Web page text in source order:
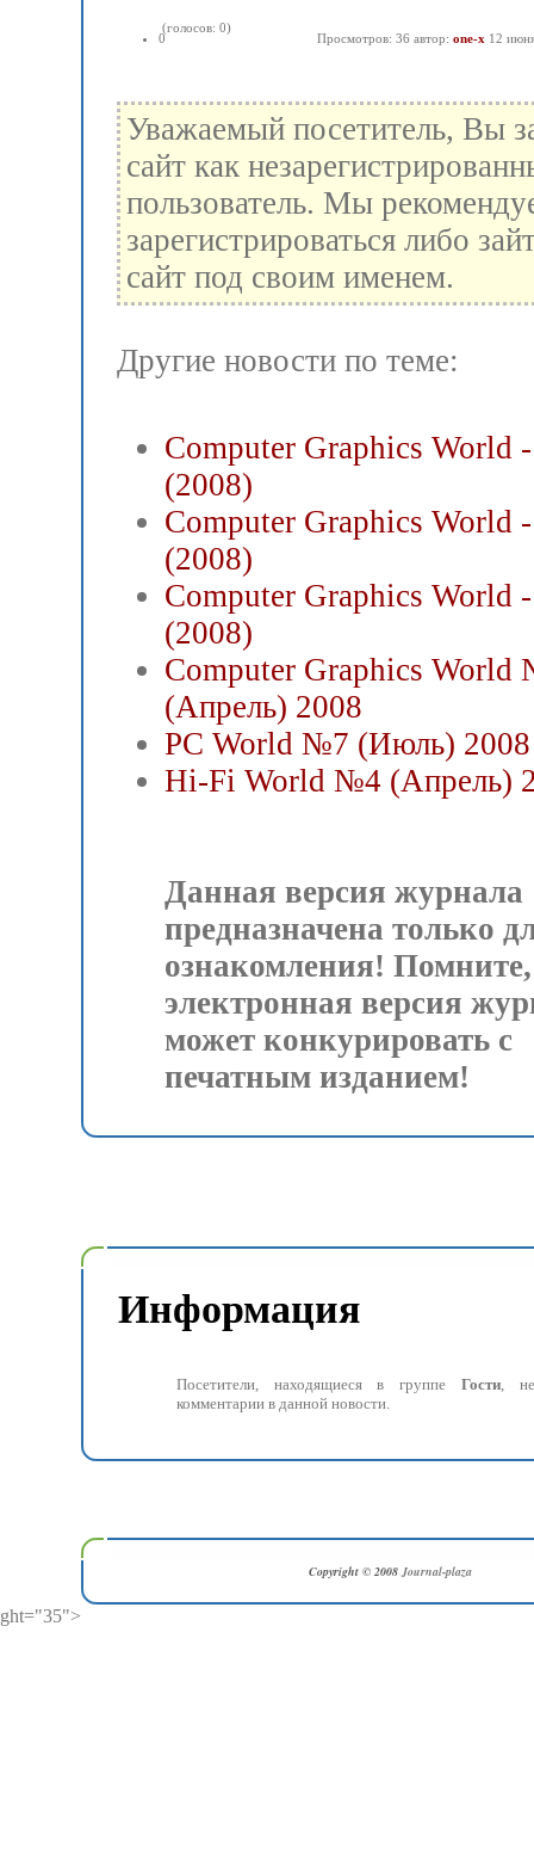
0
(голосов: 0)
Просмотров: 36 автор: one-x 12
Уважаемый посетитель, Вы
сайт как
пользователь. Мы
зарегистрироваться либо
сайт под своим именем.
Другие новости по теме:
Computer Graphics World
(2008)
Computer Graphics World
(2008)
Computer Graphics World
(2008)
Computer Graphics World
(Апрель) 2008
PC World №7 (Июль) 2008
Hi-Fi World №4 (Апрель)
Данная версия журнала
предназначена только
ознакомления!
электронная версия
может конкурировать с
печатным изданием!
Информация
Посетители, находящиеся в группе Гости, не
комментарии в данной новости.
Copyright © 2008Journal-plaza
ght="35">